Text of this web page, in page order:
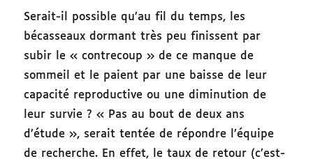
Serait-il possible qu’au fil du temps, les
bécasseaux dormant très peu finissent par
subir le « contrecoup » de ce manque de
sommeil et le paient par une baisse de leur
capacité reproductive ou une diminution de
leur survie ? « Pas au bout de deux ans
d’étude », serait tentée de répondre l’équipe
de recherche. En effet, le taux de retour (c’est-